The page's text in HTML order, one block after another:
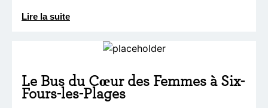
Lire la suite
Le Bus du Cœur des Femmes à Six-
Fours-les-Plages